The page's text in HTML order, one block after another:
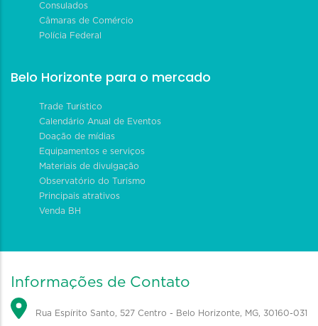
Consulados
Câmaras de Comércio
Polícia Federal
Belo Horizonte para o mercado
Trade Turístico
Calendário Anual de Eventos
Doação de mídias
Equipamentos e serviços
Materiais de divulgação
Observatório do Turismo
Principais atrativos
Venda BH
Informações de Contato
Rua Espírito Santo, 527 Centro - Belo Horizonte, MG, 30160-031